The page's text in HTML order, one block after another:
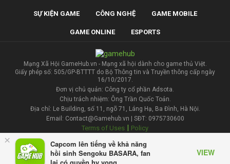
×
Capcom lên tiếng về khả năng
hồi sinh Sengoku BASARA, fan
VIEW
SỰ KIỆN GAME CÔNG NGHỆ GAME MOBILE
GAME ONLINE ESPORTS
Mạng Xã Hội GameHub.vn - Mạng xã hội dành cho game thủ Việt.
Giấy phép số: 505/GP-BTTTT do Bộ Thông tin và Truyền thông cấp ngày
16/10/2017.
Đơn vị chủ quản: Công ty cổ phần Adsota.
Chịu trách nhiệm: Ông Trần Quốc Toản.
Địa chỉ: Le Building, số 11, ngõ 71, Láng Hạ, Ba Đình, Hà Nội.
Email: Contact@Gamehub.vn | SĐT: 0975730600
Terms of Uses | Policy
Liên hệ đăng bài